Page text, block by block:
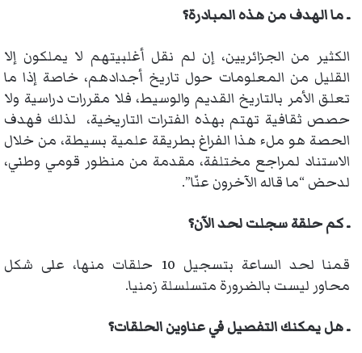
ـ ما الهدف من هذه المبادرة؟
الكثير من الجزائريين، إن لم نقل أغلبيتهم لا يملكون إلا
القليل من المعلومات حول تاريخ أجدادهم، خاصة إذا ما
تعلق الأمر بالتاريخ القديم والوسيط، فلا مقررات دراسية ولا
حصص ثقافية تهتم بهذه الفترات التاريخية، لذلك فهدف
الحصة هو ملء هذا الفراغ بطريقة علمية بسيطة، من خلال
الاستناد لمراجع مختلفة، مقدمة من منظور قومي وطني،
لدحض “ما قاله الآخرون عنّا”.
ـ كم حلقة سجلت لحد الآن؟
قمنا لحد الساعة بتسجيل 10 حلقات منها، على شكل
محاور ليست بالضرورة متسلسلة زمنيا.
ـ هل يمكنك التفصيل في عناوين الحلقات؟